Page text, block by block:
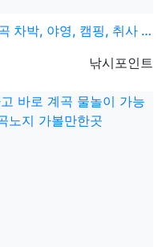
, 야영, 캠핑, 취사 가능한 …
등록자
낚시포인트